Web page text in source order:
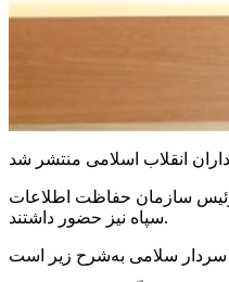
رئیس سازمان حفاظت اطلاعات
سپاه نیز حضور داشتند.